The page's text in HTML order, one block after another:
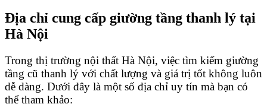
Địa chỉ cung cấp giường tầng thanh lý tại
Hà Nội
Trong thị trường nội thất Hà Nội, việc tìm kiếm giường
tầng cũ thanh lý với chất lượng và giá trị tốt không luôn
dễ dàng. Dưới đây là một số địa chỉ uy tín mà bạn có
thể tham khảo: